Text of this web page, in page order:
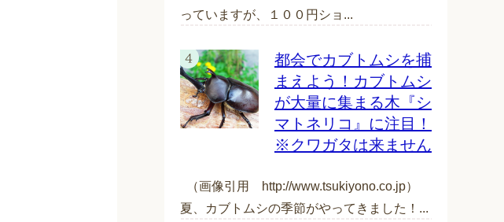
っていますが、１００円ショ...
都会でカブトムシを捕
まえよう！カブトムシ
が大量に集まる木『シ
マトネリコ』に注目！
※クワガタは来ません
（画像引用 http://www.tsukiyono.co.jp）
夏、カブトムシの季節がやってきました！...